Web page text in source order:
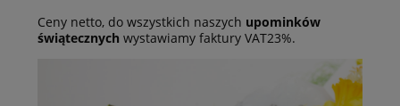
Ceny netto, do wszystkich naszych upominków
świątecznych wystawiamy faktury VAT23%.